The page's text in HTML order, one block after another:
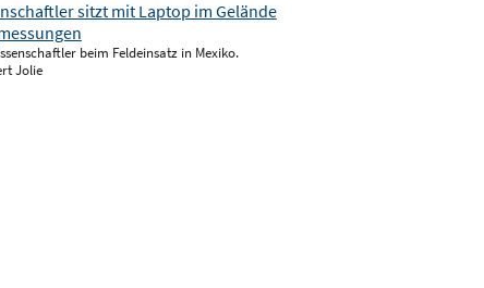
beim Feldeinsatz in Mexiko.
Jolie